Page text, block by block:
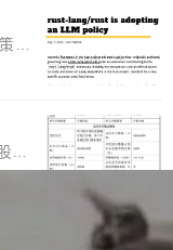
联
一
周
专
装
设
，
不
，
来
份